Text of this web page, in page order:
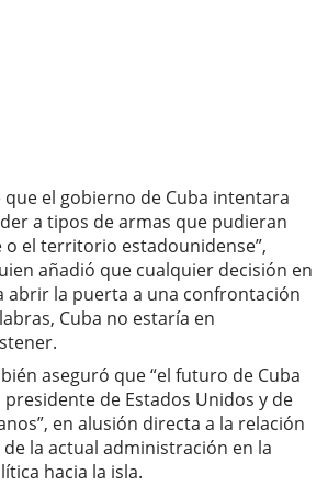
el gobierno de Cuba intentara
a tipos de armas que pudieran
o el territorio estadounidense”,
añadió que cualquier decisión en
abrir la puerta a una confrontación
Cuba no estaría en
aseguró que “el futuro de Cuba
de Estados Unidos y de
en alusión directa a la relación
la actual administración en la
hacia la isla.